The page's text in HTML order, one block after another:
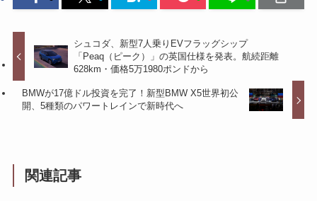
シュコダ、新型7人乗りEVフラッグシップ
「Peaq（ピーク）」の英国仕様を発表。航続距離
628km・価格5万1980ポンドから
BMWが17億ドル投資を完了！新型BMW X5世界初公
開、5種類のパワートレインで新時代へ
関連記事